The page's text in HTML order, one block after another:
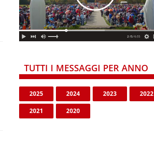
TUTTI I MESSAGGI PER ANNO
2025 2024 2023 2022
2021 2020